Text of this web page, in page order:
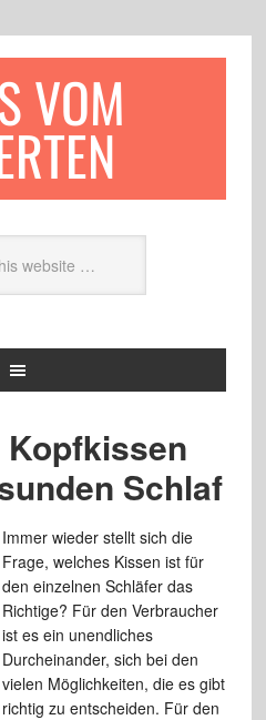
VOM
Schlaf
Immer wieder stellt sich die
Frage, welches Kissen ist für
den einzelnen Schläfer das
Richtige? Für den Verbraucher
ist es ein unendliches
Durcheinander, sich bei den
vielen Möglichkeiten, die es gibt
richtig zu entscheiden. Für den